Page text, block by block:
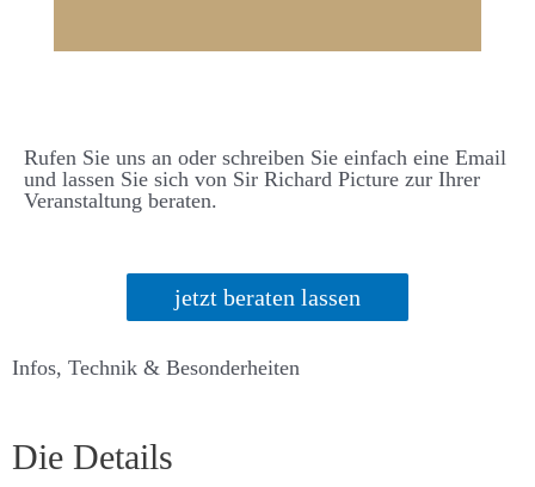
Rufen Sie uns an oder schreiben Sie einfach eine Email
und lassen Sie sich von Sir Richard Picture zur Ihrer
Veranstaltung beraten.
jetzt beraten lassen
Infos, Technik & Besonderheiten
Die Details